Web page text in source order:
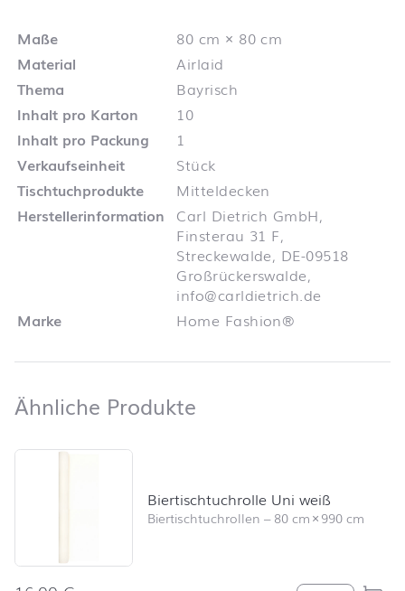
Maße
80 cm × 80 cm
Material
Airlaid
Thema
Bayrisch
Inhalt pro Karton
10
Inhalt pro Packung
1
Verkaufseinheit
Stück
Tischtuchprodukte
Mitteldecken
Herstellerinformation
Carl Dietrich GmbH,
Finsterau 31 F,
Streckewalde, DE-09518
Großrückerswalde,
info@carldietrich.de
Marke
Home Fashion®
Ähnliche Produkte
Produktliste überspringen und zum Filter springen
Biertischtuchrolle Uni weiß
Biertischtuchrollen –80 cm×990 cm